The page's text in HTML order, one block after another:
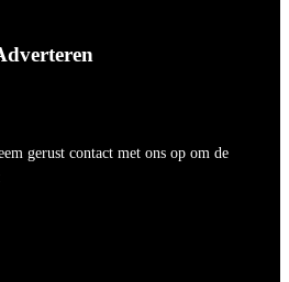
gerust contact met ons op om de